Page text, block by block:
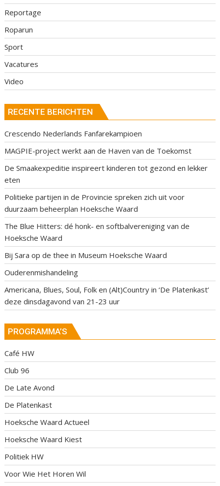
Reportage
Roparun
Sport
Vacatures
Video
RECENTE BERICHTEN
Crescendo Nederlands Fanfarekampioen
MAGPIE-project werkt aan de Haven van de Toekomst
De Smaakexpeditie inspireert kinderen tot gezond en lekker
eten
Politieke partijen in de Provincie spreken zich uit voor
duurzaam beheerplan Hoeksche Waard
The Blue Hitters: dé honk- en softbalvereniging van de
Hoeksche Waard
Bij Sara op de thee in Museum Hoeksche Waard
Ouderenmishandeling
Americana, Blues, Soul, Folk en (Alt)Country in ‘De Platenkast’
deze dinsdagavond van 21-23 uur
PROGRAMMA’S
Café HW
Club 96
De Late Avond
De Platenkast
Hoeksche Waard Actueel
Hoeksche Waard Kiest
Politiek HW
Voor Wie Het Horen Wil